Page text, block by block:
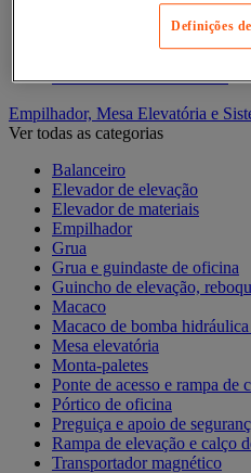
Acessórios para contentor
Contentor móvel de segurança
Contentor móvel standard
Empilhador, Mesa Elevatória e
Ver todas as categorias
Balanceiro
Elevador de elevação
Elevador de materiais
Empilhador
Grua
Grua e guindaste de oficina
Guincho de elevação,
Macaco
Macaco de bomba hidráulica
Mesa elevatória
Monta-paletes
Ponte de acesso e rampa de
Pórtico de oficina
Preguiça e apoio de
Rampa de elevação e calço
Transportador magnético
Definições